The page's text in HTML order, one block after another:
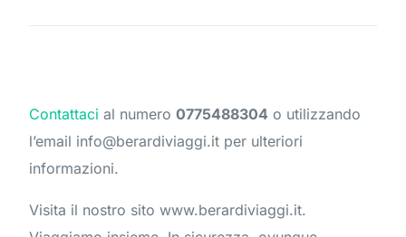
Contattaci al numero0775488304 o utilizzando
l’email info@berardiviaggi.it per ulteriori
informazioni.
Visita il nostro sito www.berardiviaggi.it.